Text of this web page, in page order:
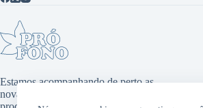
Estamos acompanhando de perto as
novas tecnologias, desenvolvendo